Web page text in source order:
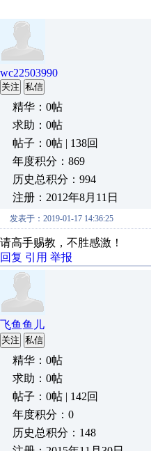
wc22503990
关注 私信
精华：0帖
求助：0帖
帖子：0帖 | 138回
年度积分：869
历史总积分：994
注册：2012年8月11日
发表于：2019-01-17 14:36:25
请高手赐教，不胜感激！
回复 引用 举报
飞鱼鱼儿
关注 私信
精华：0帖
求助：0帖
帖子：0帖 | 142回
年度积分：0
历史总积分：148